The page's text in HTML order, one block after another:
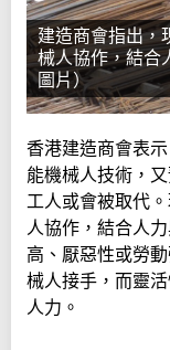
建造商會指出，
械人協作，結合
圖片）
香港建造商會表
能機械人技術，
工人或會被取代
人協作，結合人
高、厭惡性或勞
械人接手，而靈
人力。